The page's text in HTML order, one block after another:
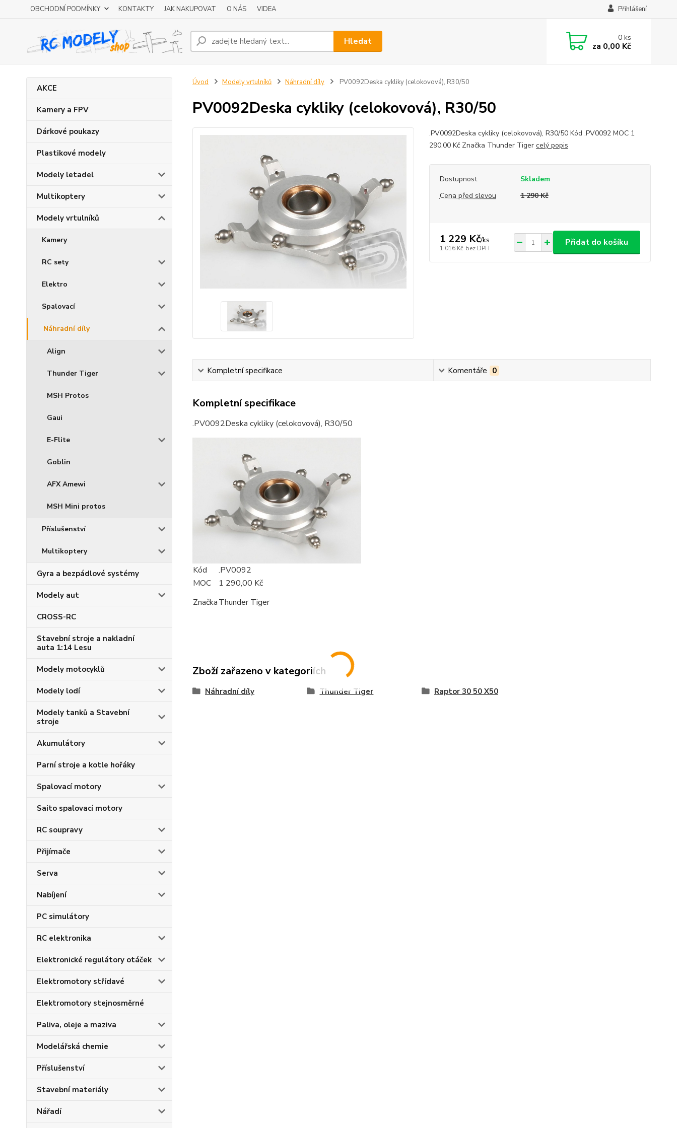
OBCHODNÍ PODMÍNKY KONTAKTY JAK NAKUPOVAT O NÁS VIDEA Přihlášení
Hledat 0ks
za 0,00 Kč
AKCE
Kamery a FPV
Dárkové poukazy
Plastikové modely
Modely letadel
Multikoptery
Modely vrtulníků
Kamery
RC sety
Elektro
Spalovací
Náhradní díly
Align
Thunder Tiger
MSH Protos
Gaui
E-Flite
Goblin
AFX Amewi
MSH Mini protos
Příslušenství
Multikoptery
Gyra a bezpádlové systémy
Modely aut
CROSS-RC
Stavební stroje a nakladní
auta 1:14 Lesu
Modely motocyklů
Modely lodí
Modely tanků a Stavební
stroje
Akumulátory
Parní stroje a kotle hořáky
Spalovací motory
Saito spalovací motory
RC soupravy
Přijímače
Serva
Nabíjení
PC simulátory
RC elektronika
Elektronické regulátory otáček
Elektromotory střídavé
Elektromotory stejnosměrné
Paliva, oleje a maziva
Modelářská chemie
Příslušenství
Stavební materiály
Nářadí
Úvod Modely vrtulníků Náhradní díly PV0092Deska cykliky (celokovová), R30/50
PV0092Deska cykliky (celokovová), R30/50
.PV0092Deska cykliky (celokovová), R30/50 Kód .PV0092 MOC 1
290,00 Kč Značka Thunder Tiger celý popis
Dostupnost
Skladem
Cena před slevou
1 290 Kč
1 229 Kč/ks
1 016 Kč bez DPH
Přidat do košíku
Kompletní specifikace Komentáře 0
Kompletní specifikace
.PV0092Deska cykliky (celokovová), R30/50
Kód
.PV0092
MOC
1 290,00 Kč
ZnačkaThunder Tiger
Zboží zařazeno v kategoriích
Náhradní díly Thunder Tiger Raptor 30 50 X50